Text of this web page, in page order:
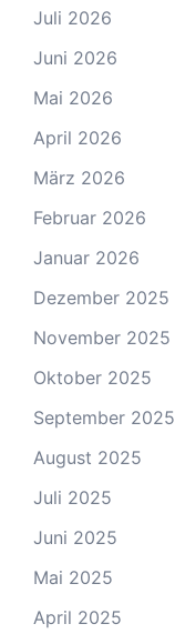
Juli 2026
Juni 2026
Mai 2026
April 2026
März 2026
Februar 2026
Januar 2026
Dezember 2025
November 2025
Oktober 2025
September 2025
August 2025
Juli 2025
Juni 2025
Mai 2025
April 2025